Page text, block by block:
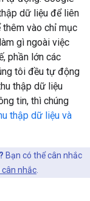
dữ liệu để liên
vào chỉ mục
gì ngoài việc
phần lớn các
tôi đều tự động
thập dữ liệu
tin, thì chúng
thập dữ liệu và
Bạn có thể cân nhắc
nhắc